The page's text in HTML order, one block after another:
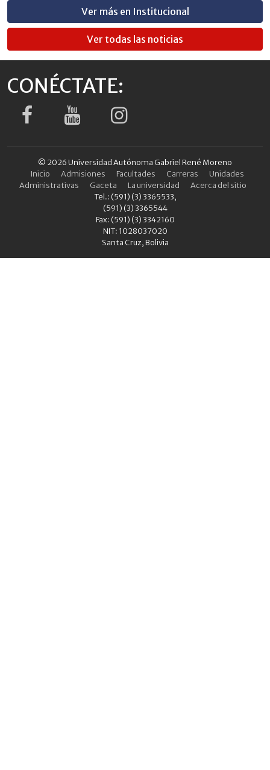
Ver más en Institucional
Ver todas las noticias
CONÉCTATE:
© 2026 Universidad Autónoma Gabriel René Moreno
Inicio
Admisiones Facultades Carreras
Unidades
Administrativas
Gaceta La universidad
Acerca del sitio
Tel.: (591) (3) 3365533,
(591) (3) 3365544
Fax: (591) (3) 3342160
NIT: 1028037020
Santa Cruz, Bolivia